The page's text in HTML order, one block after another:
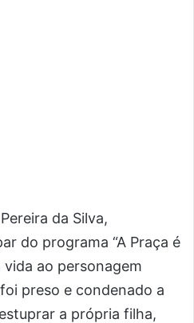
da Silva,
do programa “A Praça é
vida ao personagem
preso e condenado a
a própria filha,